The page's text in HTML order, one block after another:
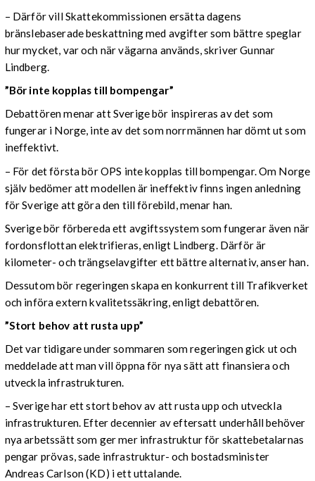
– Därför vill Skattekommissionen ersätta dagens
bränslebaserade beskattning med avgifter som bättre speglar
hur mycket, var och när vägarna används, skriver Gunnar
Lindberg.
”Bör inte kopplas till bompengar”
Debattören menar att Sverige bör inspireras av det som
fungerar i Norge, inte av det som norrmännen har dömt ut som
ineffektivt.
– För det första bör OPS inte kopplas till bompengar. Om Norge
själv bedömer att modellen är ineffektiv finns ingen anledning
för Sverige att göra den till förebild, menar han.
Sverige bör förbereda ett avgiftssystem som fungerar även när
fordonsflottan elektrifieras, enligt Lindberg. Därför är
kilometer- och trängselavgifter ett bättre alternativ, anser han.
Dessutom bör regeringen skapa en konkurrent till Trafikverket
och införa extern kvalitetssäkring, enligt debattören.
”Stort behov att rusta upp”
Det var tidigare under sommaren som regeringen gick ut och
meddelade att man vill öppna för nya sätt att finansiera och
utveckla infrastrukturen.
– Sverige har ett stort behov av att rusta upp och utveckla
infrastrukturen. Efter decennier av eftersatt underhåll behöver
nya arbetssätt som ger mer infrastruktur för skattebetalarnas
pengar prövas, sade infrastruktur- och bostadsminister
Andreas Carlson (KD) i ett uttalande.